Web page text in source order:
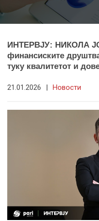
ИНТЕРВЈУ: НИКОЛА
финансиските
туку квалитетот и
21.01.2026 | Новости